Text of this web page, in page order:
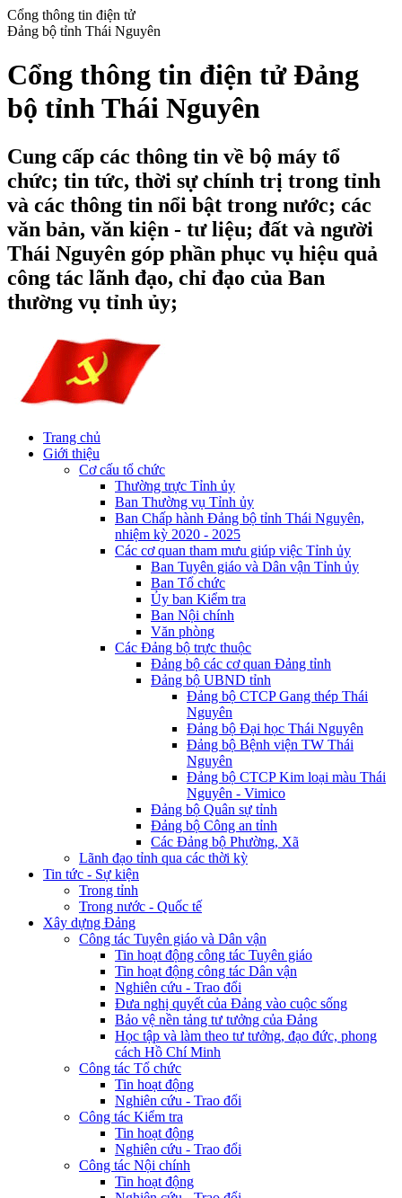
Cổng thông tin điện tử
Đảng bộ tỉnh Thái Nguyên
Cổng thông tin điện tử Đảng
bộ tỉnh Thái Nguyên
Cung cấp các thông tin về bộ máy tổ
chức; tin tức, thời sự chính trị trong tỉnh
và các thông tin nổi bật trong nước; các
văn bản, văn kiện - tư liệu; đất và người
Thái Nguyên góp phần phục vụ hiệu quả
công tác lãnh đạo, chỉ đạo của Ban
thường vụ tỉnh ủy;
Trang chủ
Giới thiệu
Cơ cấu tổ chức
Thường trực Tỉnh ủy
Ban Thường vụ Tỉnh ủy
Ban Chấp hành Đảng bộ tỉnh Thái Nguyên,
nhiệm kỳ 2020 - 2025
Các cơ quan tham mưu giúp việc Tỉnh ủy
Ban Tuyên giáo và Dân vận Tỉnh ủy
Ban Tổ chức
Ủy ban Kiểm tra
Ban Nội chính
Văn phòng
Các Đảng bộ trực thuộc
Đảng bộ các cơ quan Đảng tỉnh
Đảng bộ UBND tỉnh
Đảng bộ CTCP Gang thép Thái
Nguyên
Đảng bộ Đại học Thái Nguyên
Đảng bộ Bệnh viện TW Thái
Nguyên
Đảng bộ CTCP Kim loại màu Thái
Nguyên - Vimico
Đảng bộ Quân sự tỉnh
Đảng bộ Công an tỉnh
Các Đảng bộ Phường, Xã
Lãnh đạo tỉnh qua các thời kỳ
Tin tức - Sự kiện
Trong tỉnh
Trong nước - Quốc tế
Xây dựng Đảng
Công tác Tuyên giáo và Dân vận
Tin hoạt động công tác Tuyên giáo
Tin hoạt động công tác Dân vận
Nghiên cứu - Trao đổi
Đưa nghị quyết của Đảng vào cuộc sống
Bảo vệ nền tảng tư tưởng của Đảng
Học tập và làm theo tư tưởng, đạo đức, phong
cách Hồ Chí Minh
Công tác Tổ chức
Tin hoạt động
Nghiên cứu - Trao đổi
Công tác Kiểm tra
Tin hoạt động
Nghiên cứu - Trao đổi
Công tác Nội chính
Tin hoạt động